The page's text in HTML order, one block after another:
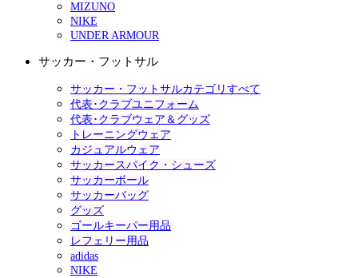
MIZUNO
NIKE
UNDER ARMOUR
サッカー・フットサル
サッカー・フットサルカテゴリすべて
代表･クラブユニフォーム
代表･クラブウェア＆グッズ
トレーニングウェア
カジュアルウェア
サッカースパイク・シューズ
サッカーボール
サッカーバッグ
グッズ
ゴールキーパー用品
レフェリー用品
adidas
NIKE